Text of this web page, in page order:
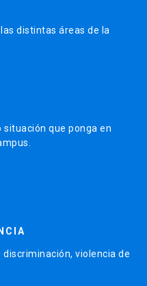
distintas áreas de la
que ponga en
violencia de